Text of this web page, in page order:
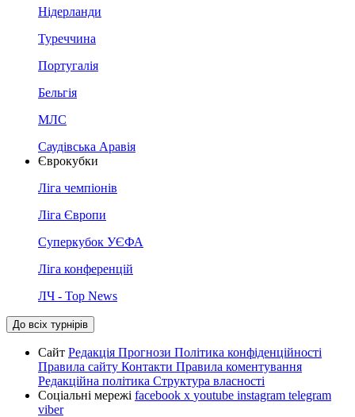
Нідерланди
Туреччина
Португалія
Бельгія
МЛС
Саудівська Аравія
Єврокубки
Ліга чемпіонів
Ліга Європи
Суперкубок УЄФА
Ліга конференцій
ЛЧ - Top News
До всіх турнірів
Сайт Редакція Прогнози Політика конфіденційності
Правила сайту Контакти Правила коментування
Редакційна політика Структура власності
Соціальні мережі facebook x youtube instagram telegram
viber